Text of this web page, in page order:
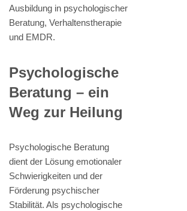
Ausbildung in psychologischer
Beratung, Verhaltenstherapie
und EMDR.
Psychologische
Beratung – ein
Weg zur Heilung
Psychologische Beratung
dient der Lösung emotionaler
Schwierigkeiten und der
Förderung psychischer
Stabilität. Als psychologische